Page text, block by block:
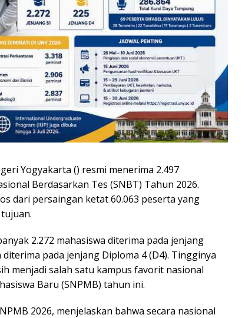
Yogyakarta () resmi menerima 2.497
Berdasarkan Tes (SNBT) Tahun 2026.
dari persaingan ketat 60.063 peserta yang
2.272 mahasiswa diterima pada jenjang
diterima pada jenjang Diploma 4 (D4). Tingginya
menjadi salah satu kampus favorit nasional
Baru (SNPMB) tahun ini.
2026, menjelaskan bahwa secara nasional